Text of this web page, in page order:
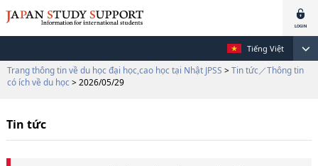
Tiếng Việt
Trang thông tin về du học đại học,cao học tại Nhật JPSS > Tin tức／Thông tin
có ích về du học > 2026/05/29
Tin tức